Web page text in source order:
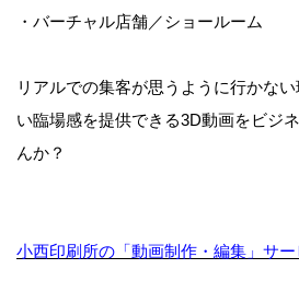
・バーチャル店舗／ショールーム
リアルでの集客が思うように行かな
い臨場感を提供できる3D動画をビジ
んか？
小西印刷所の「動画制作・編集」サ